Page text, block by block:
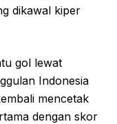
dikawal kiper
gol lewat
Indonesia
mencetak
dengan skor